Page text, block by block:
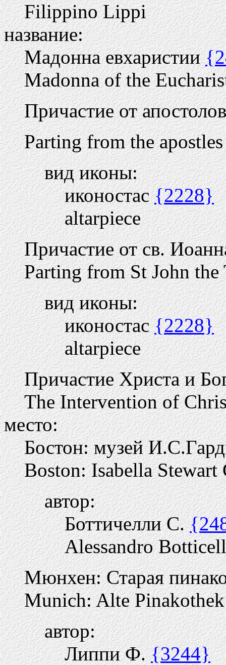
Filippino Lippi
название:
Мадонна евхаристии
Madonna of the
Причастие от апостолов
Parting from the apostles
вид иконы:
иконостас{2228}
altarpiece
Причастие от св.
Parting from St John the
вид иконы:
иконостас{2228}
altarpiece
Причастие Христа и
The Intervention of
место:
Бостон: музей
Boston: Isabella Stewart
автор:
Боттичелли С.
Alessandro
Мюнхен: Старая
Munich: Alte Pinakothek
автор:
Липпи Ф.{3244}